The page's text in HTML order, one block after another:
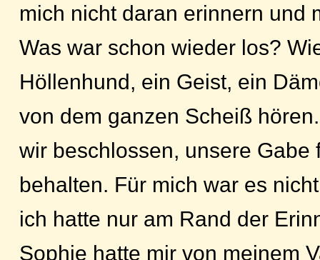
mich nicht daran erinnern und
Was war schon wieder los?
Höllenhund, ein Geist, ein
von dem ganzen Scheiß
wir beschlossen, unsere Gabe
behalten. Für mich war es
ich hatte nur am Rand der
Sophie hatte mir von meinem